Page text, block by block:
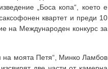
„Боса копа“, което е
квартет и преди 10
на Международен конкурс за
на моята Петя“, Минко Ламбов